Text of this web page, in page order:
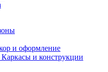
и оформление
Каркасы и конструкции